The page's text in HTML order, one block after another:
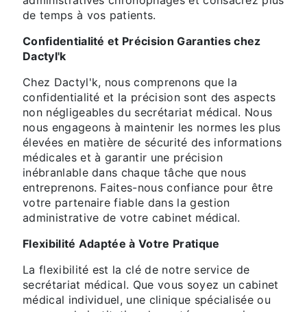
de temps à vos patients.
Confidentialité et Précision Garanties chez
Dactyl'k
Chez Dactyl'k, nous comprenons que la
confidentialité et la précision sont des aspects
non négligeables du secrétariat médical. Nous
nous engageons à maintenir les normes les plus
élevées en matière de sécurité des informations
médicales et à garantir une précision
inébranlable dans chaque tâche que nous
entreprenons. Faites-nous confiance pour être
votre partenaire fiable dans la gestion
administrative de votre cabinet médical.
Flexibilité Adaptée à Votre Pratique
La flexibilité est la clé de notre service de
secrétariat médical. Que vous soyez un cabinet
médical individuel, une clinique spécialisée ou